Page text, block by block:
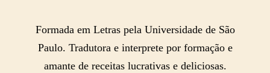
Formada em Letras pela Universidade de São
Paulo. Tradutora e interprete por formação e
amante de receitas lucrativas e deliciosas.